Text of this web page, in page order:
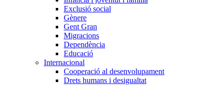
Exclusió social
Gènere
Gent Gran
Migracions
Dependència
Educació
Internacional
Cooperació al desenvolupament
Drets humans i desigualtat